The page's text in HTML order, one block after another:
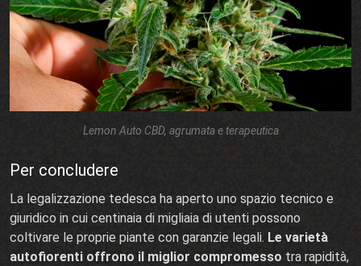
Lemon Auto CBD, agrumata e terapeutica
Per concludere
La legalizzazione tedesca ha aperto uno spazio tecnico e
giuridico in cui centinaia di migliaia di utenti possono
coltivare le proprie piante con garanzie legali. Le varietà
autofiorenti offrono il miglior compromesso tra rapidità,